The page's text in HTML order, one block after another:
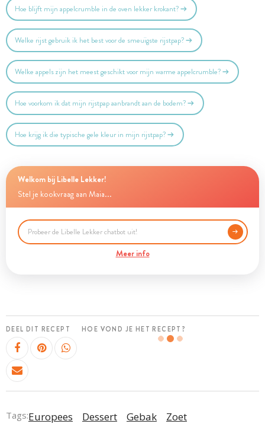
Hoe blijft mijn appelcrumble in de oven lekker krokant?
Welke rijst gebruik ik het best voor de smeuïgste rijstpap?
Welke appels zijn het meest geschikt voor mijn warme appelcrumble?
Hoe voorkom ik dat mijn rijstpap aanbrandt aan de bodem?
Hoe krijg ik die typische gele kleur in mijn rijstpap?
Welkom bij Libelle Lekker!
Stel je kookvraag aan Maia...
Meer info
DEEL DIT RECEPT HOE VOND JE HET RECEPT?
Tags:Europees Dessert Gebak Zoet